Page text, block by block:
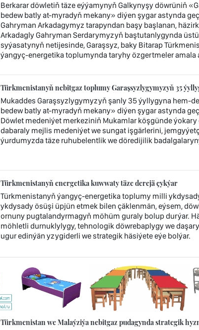
Berkarar döwletiň täze eýýamynyň Galkynyşy döwrüniň
bedew batly at-myradyň mekany» diýen şygar astynda
Gahryman Arkadagymyz tarapyndan başy başlanan,
Arkadagly Gahryman Serdarymyzyň baştutanlygynda
syýasatynyň netijesinde, Garaşsyz, baky Bitarap
ýangyç-energetika toplumynda taryhy özgertmeler amala
Türkmenistanyň nebitgaz toplumy Garaşsyzlygymyzyň 35
Mukaddes Garaşsyzlygymyzyň şanly 35 ýyllygyna hem-
bedew batly at-myradyň mekany» diýen şygar astynda
Döwlet medeniýet merkeziniň Mukamlar köşgünde
dabaraly mejlis medeniýet we sungat işgärlerini,
ýurdumyzda täze ruhubelentlik we döredijilik
Türkmenistanyň energetika kuwwaty täze derejä çykýar
Türkmenistanyň ýangyç-energetika toplumy milli
ykdysady ösüşi üpjün etmek bilen çäklenmän, eýsem,
ornuny pugtalandyrmagyň möhüm guraly bolup durýar.
möhletli durnuklylygy, tehnologik döwrebaplygy we
ugur edinýän yzygiderli we strategik häsiýete eýe bolýar.
Türkmenistan we Malaýziýa nebitgaz pudagynda strategik